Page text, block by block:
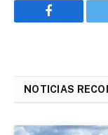
Facebook
NOTICIAS